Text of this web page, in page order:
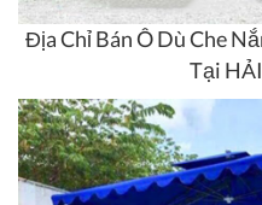
Địa Chỉ Bán Ô Dù Che
Tại